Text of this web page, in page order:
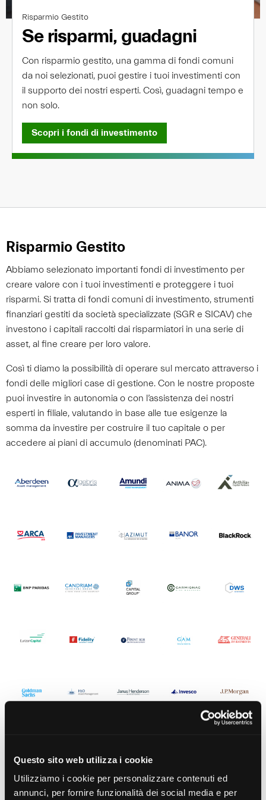
Questo sito web utilizza i cookie
Utilizziamo i cookie per personalizzare contenuti ed
annunci, per fornire funzionalità dei social media e per
Se risparmi, guadagni
Risparmio Gestito
Con risparmio gestito, una gamma di fondi comuni
da noi selezionati, puoi gestire i tuoi investimenti con
il supporto dei nostri esperti. Così, guadagni tempo e
non solo.
Scopri i fondi di investimento
Risparmio Gestito
Abbiamo selezionato importanti fondi di investimento per
creare valore con i tuoi investimenti e proteggere i tuoi
risparmi. Si tratta di fondi comuni di investimento, strumenti
finanziari gestiti da società specializzate (SGR e SICAV) che
investono i capitali raccolti dai risparmiatori in una serie di
asset, al fine creare per loro valore.
Così ti diamo la possibilità di operare sul mercato attraverso i
fondi delle migliori case di gestione. Con le nostre proposte
puoi investire in autonomia o con l’assistenza dei nostri
esperti in filiale, valutando in base alle tue esigenze la
somma da investire per costruire il tuo capitale o per
accedere ai piani di accumulo (denominati PAC).